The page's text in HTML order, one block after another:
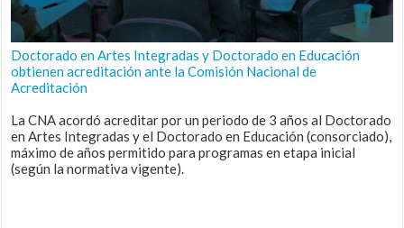
Doctorado en Artes Integradas y Doctorado en Educación
obtienen acreditación ante la Comisión Nacional de
Acreditación
La CNA acordó acreditar por un periodo de 3 años al Doctorado
en Artes Integradas y el Doctorado en Educación (consorciado),
máximo de años permitido para programas en etapa inicial
(según la normativa vigente).